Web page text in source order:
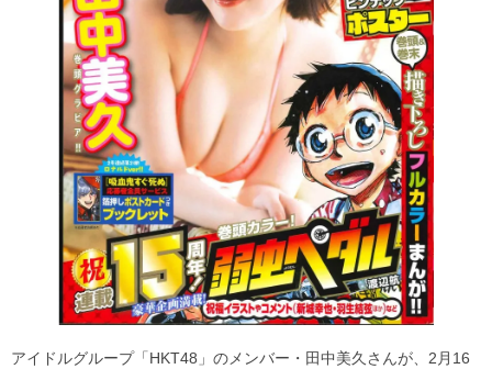
アイドルグループ「HKT48」のメンバー・田中美久さんが、2月16